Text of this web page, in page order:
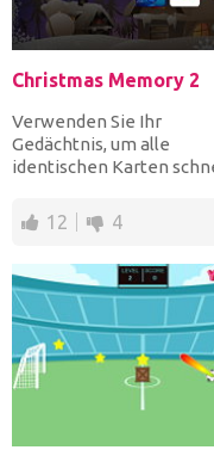
Christmas Memory 2
Verwenden Sie Ihr
Gedächtnis, um alle
identischen Karten
12 4